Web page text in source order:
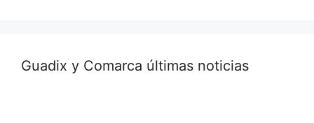
Guadix y Comarca últimas noticias